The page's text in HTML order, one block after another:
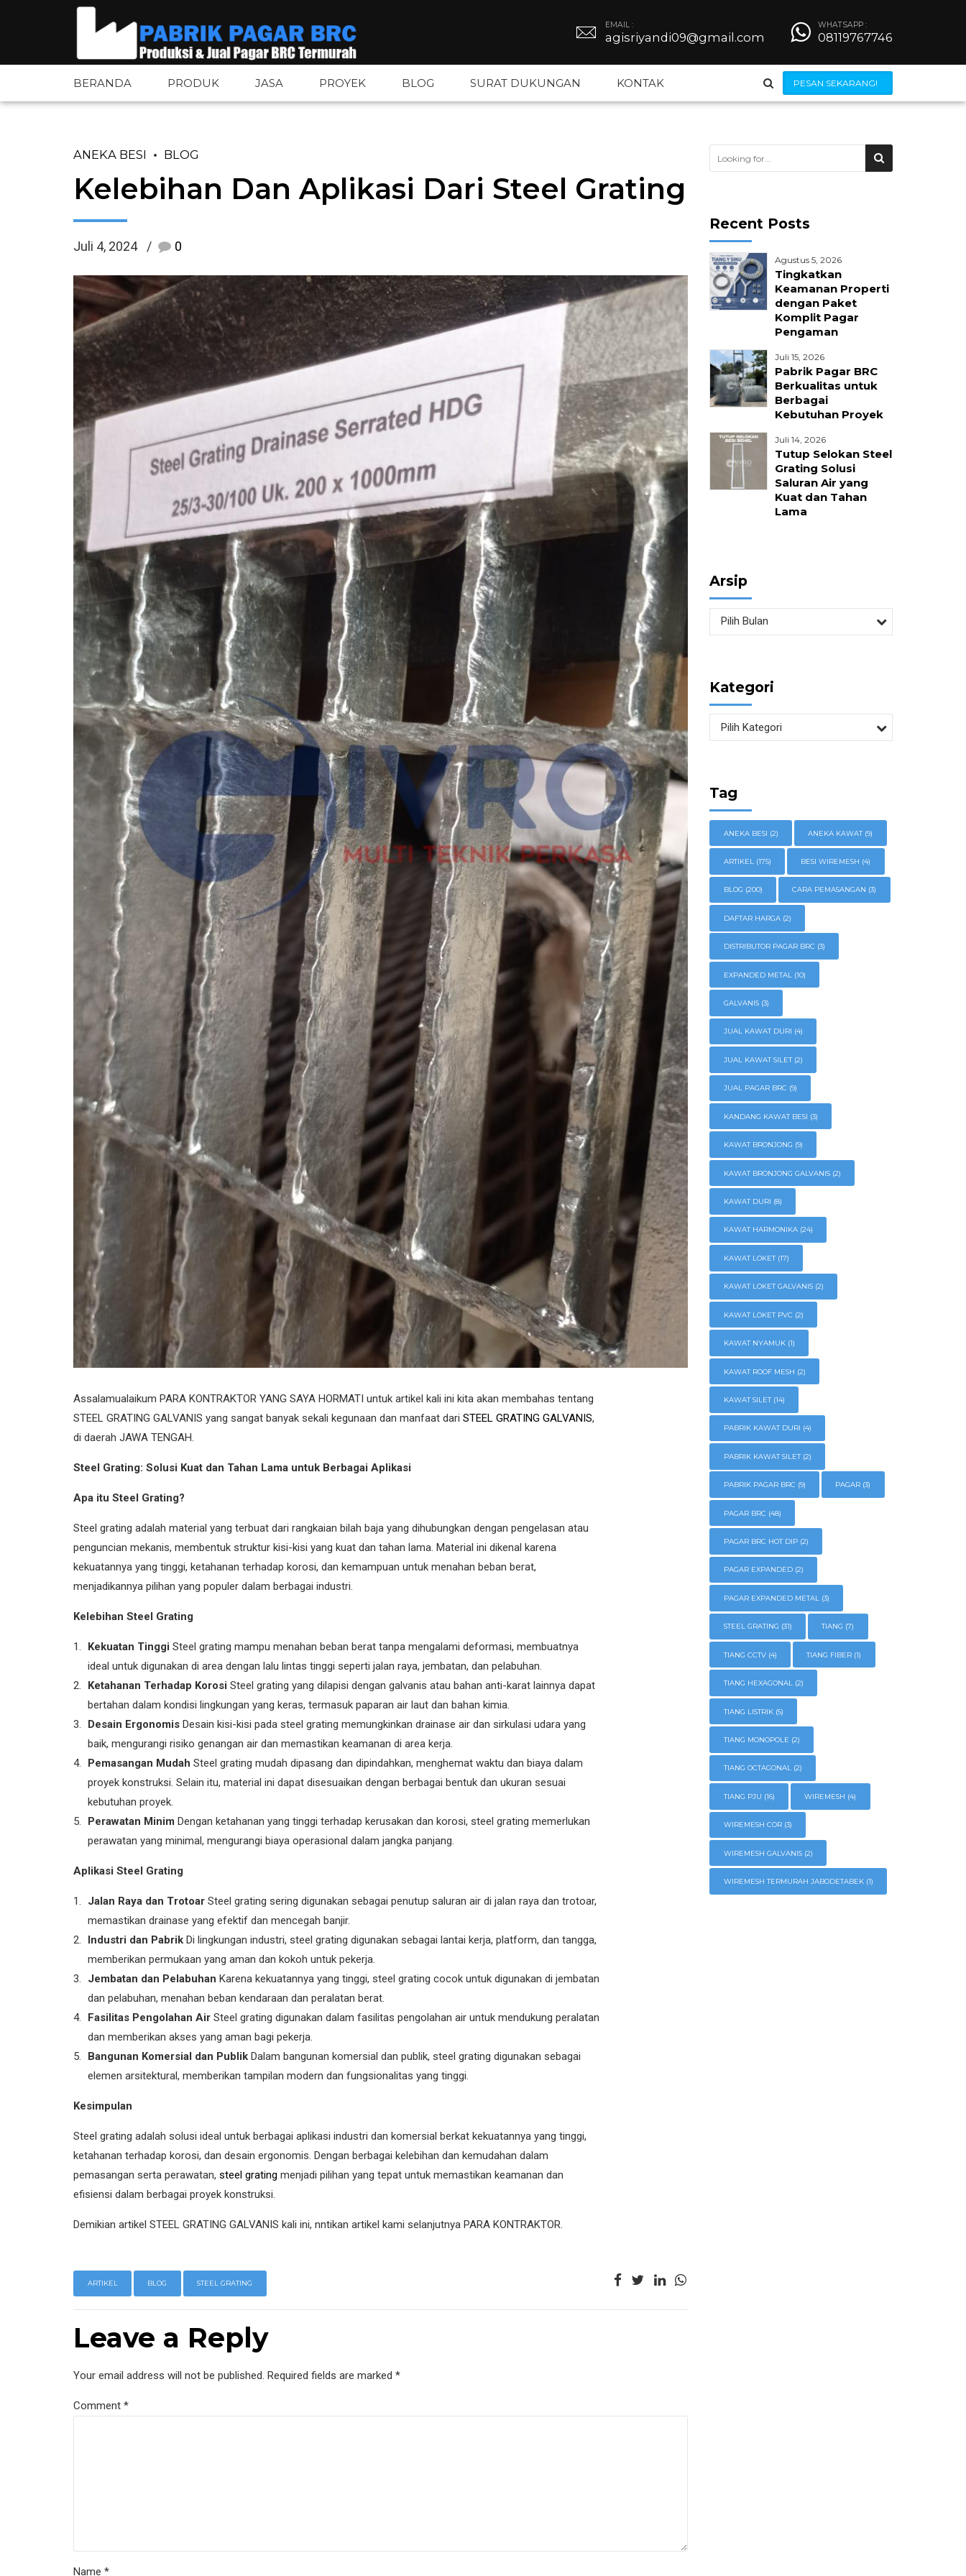
EMAIL :
agisriyandi09@gmail.com
WHATSAPP :
08119767746
PESAN SEKARANG!
BERANDA PRODUK
Pagar BRC
Pagar BRC Bandara
Pagar Wiremesh Bandara
Pagar Harmonika
Pagar Harmonika Bandara
Tiang Pagar BRC
Plat Bordes
Pipa Galvanis
Tiang Hexagonal
Tiang Listrik
Tiang Telkom
Tiang CCTV
Kawat Silet
Kawat Bronjong
Kawat Harmonika
Steel Grating
Wiremesh
Jilumesh Expanded Metal
Kerangkeng AC
JASA PROYEK BLOG SURAT DUKUNGAN KONTAK
ANEKA BESI BLOG
Kelebihan Dan Aplikasi Dari Steel Grating
Juli 4, 2024 0
Assalamualaikum PARA KONTRAKTOR YANG SAYA HORMATI untuk artikel kali ini kita akan membahas tentang
STEEL GRATING GALVANIS yang sangat banyak sekali kegunaan dan manfaat dari STEEL GRATING GALVANIS,
di daerah JAWA TENGAH.
Steel Grating: Solusi Kuat dan Tahan Lama untuk Berbagai Aplikasi
Apa itu Steel Grating?
Steel grating adalah material yang terbuat dari rangkaian bilah baja yang dihubungkan dengan pengelasan atau
penguncian mekanis, membentuk struktur kisi-kisi yang kuat dan tahan lama. Material ini dikenal karena
kekuatannya yang tinggi, ketahanan terhadap korosi, dan kemampuan untuk menahan beban berat,
menjadikannya pilihan yang populer dalam berbagai industri.
Kelebihan Steel Grating
Kekuatan Tinggi Steel grating mampu menahan beban berat tanpa mengalami deformasi, membuatnya
ideal untuk digunakan di area dengan lalu lintas tinggi seperti jalan raya, jembatan, dan pelabuhan.
Ketahanan Terhadap Korosi Steel grating yang dilapisi dengan galvanis atau bahan anti-karat lainnya dapat
bertahan dalam kondisi lingkungan yang keras, termasuk paparan air laut dan bahan kimia.
Desain Ergonomis Desain kisi-kisi pada steel grating memungkinkan drainase air dan sirkulasi udara yang
baik, mengurangi risiko genangan air dan memastikan keamanan di area kerja.
Pemasangan Mudah Steel grating mudah dipasang dan dipindahkan, menghemat waktu dan biaya dalam
proyek konstruksi. Selain itu, material ini dapat disesuaikan dengan berbagai bentuk dan ukuran sesuai
kebutuhan proyek.
Perawatan Minim Dengan ketahanan yang tinggi terhadap kerusakan dan korosi, steel grating memerlukan
perawatan yang minimal, mengurangi biaya operasional dalam jangka panjang.
Aplikasi Steel Grating
Jalan Raya dan Trotoar Steel grating sering digunakan sebagai penutup saluran air di jalan raya dan trotoar,
memastikan drainase yang efektif dan mencegah banjir.
Industri dan Pabrik Di lingkungan industri, steel grating digunakan sebagai lantai kerja, platform, dan tangga,
memberikan permukaan yang aman dan kokoh untuk pekerja.
Jembatan dan Pelabuhan Karena kekuatannya yang tinggi, steel grating cocok untuk digunakan di jembatan
dan pelabuhan, menahan beban kendaraan dan peralatan berat.
Fasilitas Pengolahan Air Steel grating digunakan dalam fasilitas pengolahan air untuk mendukung peralatan
dan memberikan akses yang aman bagi pekerja.
Bangunan Komersial dan Publik Dalam bangunan komersial dan publik, steel grating digunakan sebagai
elemen arsitektural, memberikan tampilan modern dan fungsionalitas yang tinggi.
Kesimpulan
Steel grating adalah solusi ideal untuk berbagai aplikasi industri dan komersial berkat kekuatannya yang tinggi,
ketahanan terhadap korosi, dan desain ergonomis. Dengan berbagai kelebihan dan kemudahan dalam
pemasangan serta perawatan, steel grating menjadi pilihan yang tepat untuk memastikan keamanan dan
efisiensi dalam berbagai proyek konstruksi.
Demikian artikel STEEL GRATING GALVANIS kali ini, nntikan artikel kami selanjutnya PARA KONTRAKTOR.
ARTIKEL BLOG STEEL GRATING
Leave a Reply
Your email address will not be published. Required fields are marked *
Comment *
Name *
Recent Posts
Agustus 5, 2026
Tingkatkan
Keamanan Properti
dengan Paket
Komplit Pagar
Pengaman
Juli 15, 2026
Pabrik Pagar BRC
Berkualitas untuk
Berbagai
Kebutuhan Proyek
Juli 14, 2026
Tutup Selokan Steel
Grating Solusi
Saluran Air yang
Kuat dan Tahan
Lama
Arsip
Pilih Bulan
Kategori
Pilih Kategori
Tag
ANEKA BESI (2) ANEKA KAWAT(9)
ARTIKEL (175) BESI WIREMESH (4)
BLOG (200) CARA PEMASANGAN (3)
DAFTAR HARGA(2)
DISTRIBUTOR PAGAR BRC (3)
EXPANDED METAL (10)
GALVANIS(3)
JUAL KAWAT DURI (4)
JUAL KAWAT SILET(2)
JUAL PAGAR BRC (9)
KANDANG KAWAT BESI (3)
KAWAT BRONJONG (9)
KAWAT BRONJONG GALVANIS(2)
KAWAT DURI (8)
KAWAT HARMONIKA(24)
KAWAT LOKET(17)
KAWAT LOKET GALVANIS(2)
KAWAT LOKET PVC (2)
KAWAT NYAMUK(1)
KAWAT ROOF MESH (2)
KAWAT SILET(14)
PABRIK KAWAT DURI (4)
PABRIK KAWAT SILET(2)
PABRIK PAGAR BRC (9) PAGAR (3)
PAGAR BRC (48)
PAGAR BRC HOT DIP(2)
PAGAR EXPANDED(2)
PAGAR EXPANDED METAL (3)
STEEL GRATING (31) TIANG (7)
TIANG CCTV(4) TIANG FIBER (1)
TIANG HEXAGONAL (2)
TIANG LISTRIK(5)
TIANG MONOPOLE (2)
TIANG OCTAGONAL(2)
TIANG PJU (16) WIREMESH (4)
WIREMESH COR(3)
WIREMESH GALVANIS(2)
WIREMESH TERMURAH JABODETABEK(1)